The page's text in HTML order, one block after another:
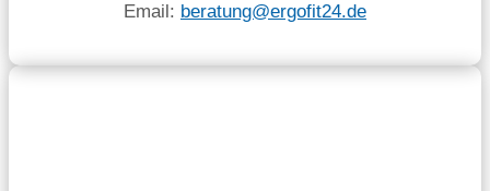
Email: beratung@ergofit24.de